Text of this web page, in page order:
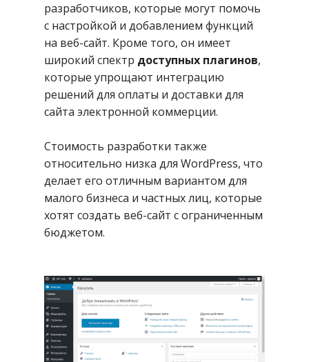
разработчиков, которые могут помочь
с настройкой и добавлением функций
на веб-сайт. Кроме того, он имеет
широкий спектр доступных плагинов,
которые упрощают интеграцию
решений для оплаты и доставки для
сайта электронной коммерции.
Стоимость разработки также
относительно низка для WordPress, что
делает его отличным вариантом для
малого бизнеса и частных лиц, которые
хотят создать веб-сайт с ограниченным
бюджетом.